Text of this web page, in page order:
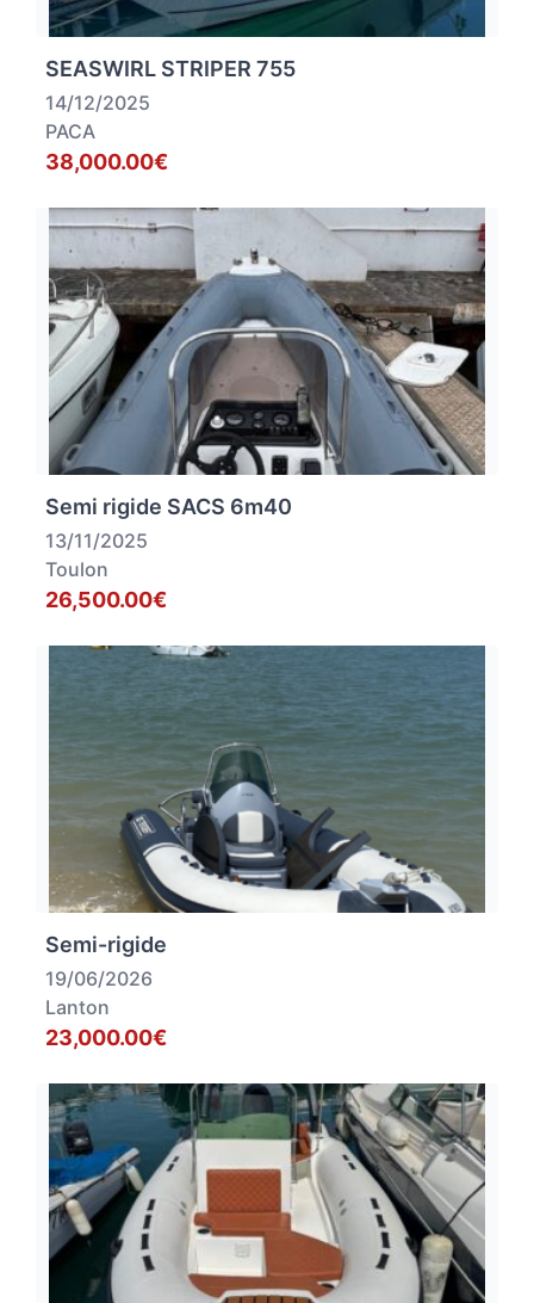
SEASWIRL STRIPER 755
14/12/2025
PACA
38,000.00€
Semi rigide SACS 6m40
13/11/2025
Toulon
26,500.00€
Semi-rigide
19/06/2026
Lanton
23,000.00€